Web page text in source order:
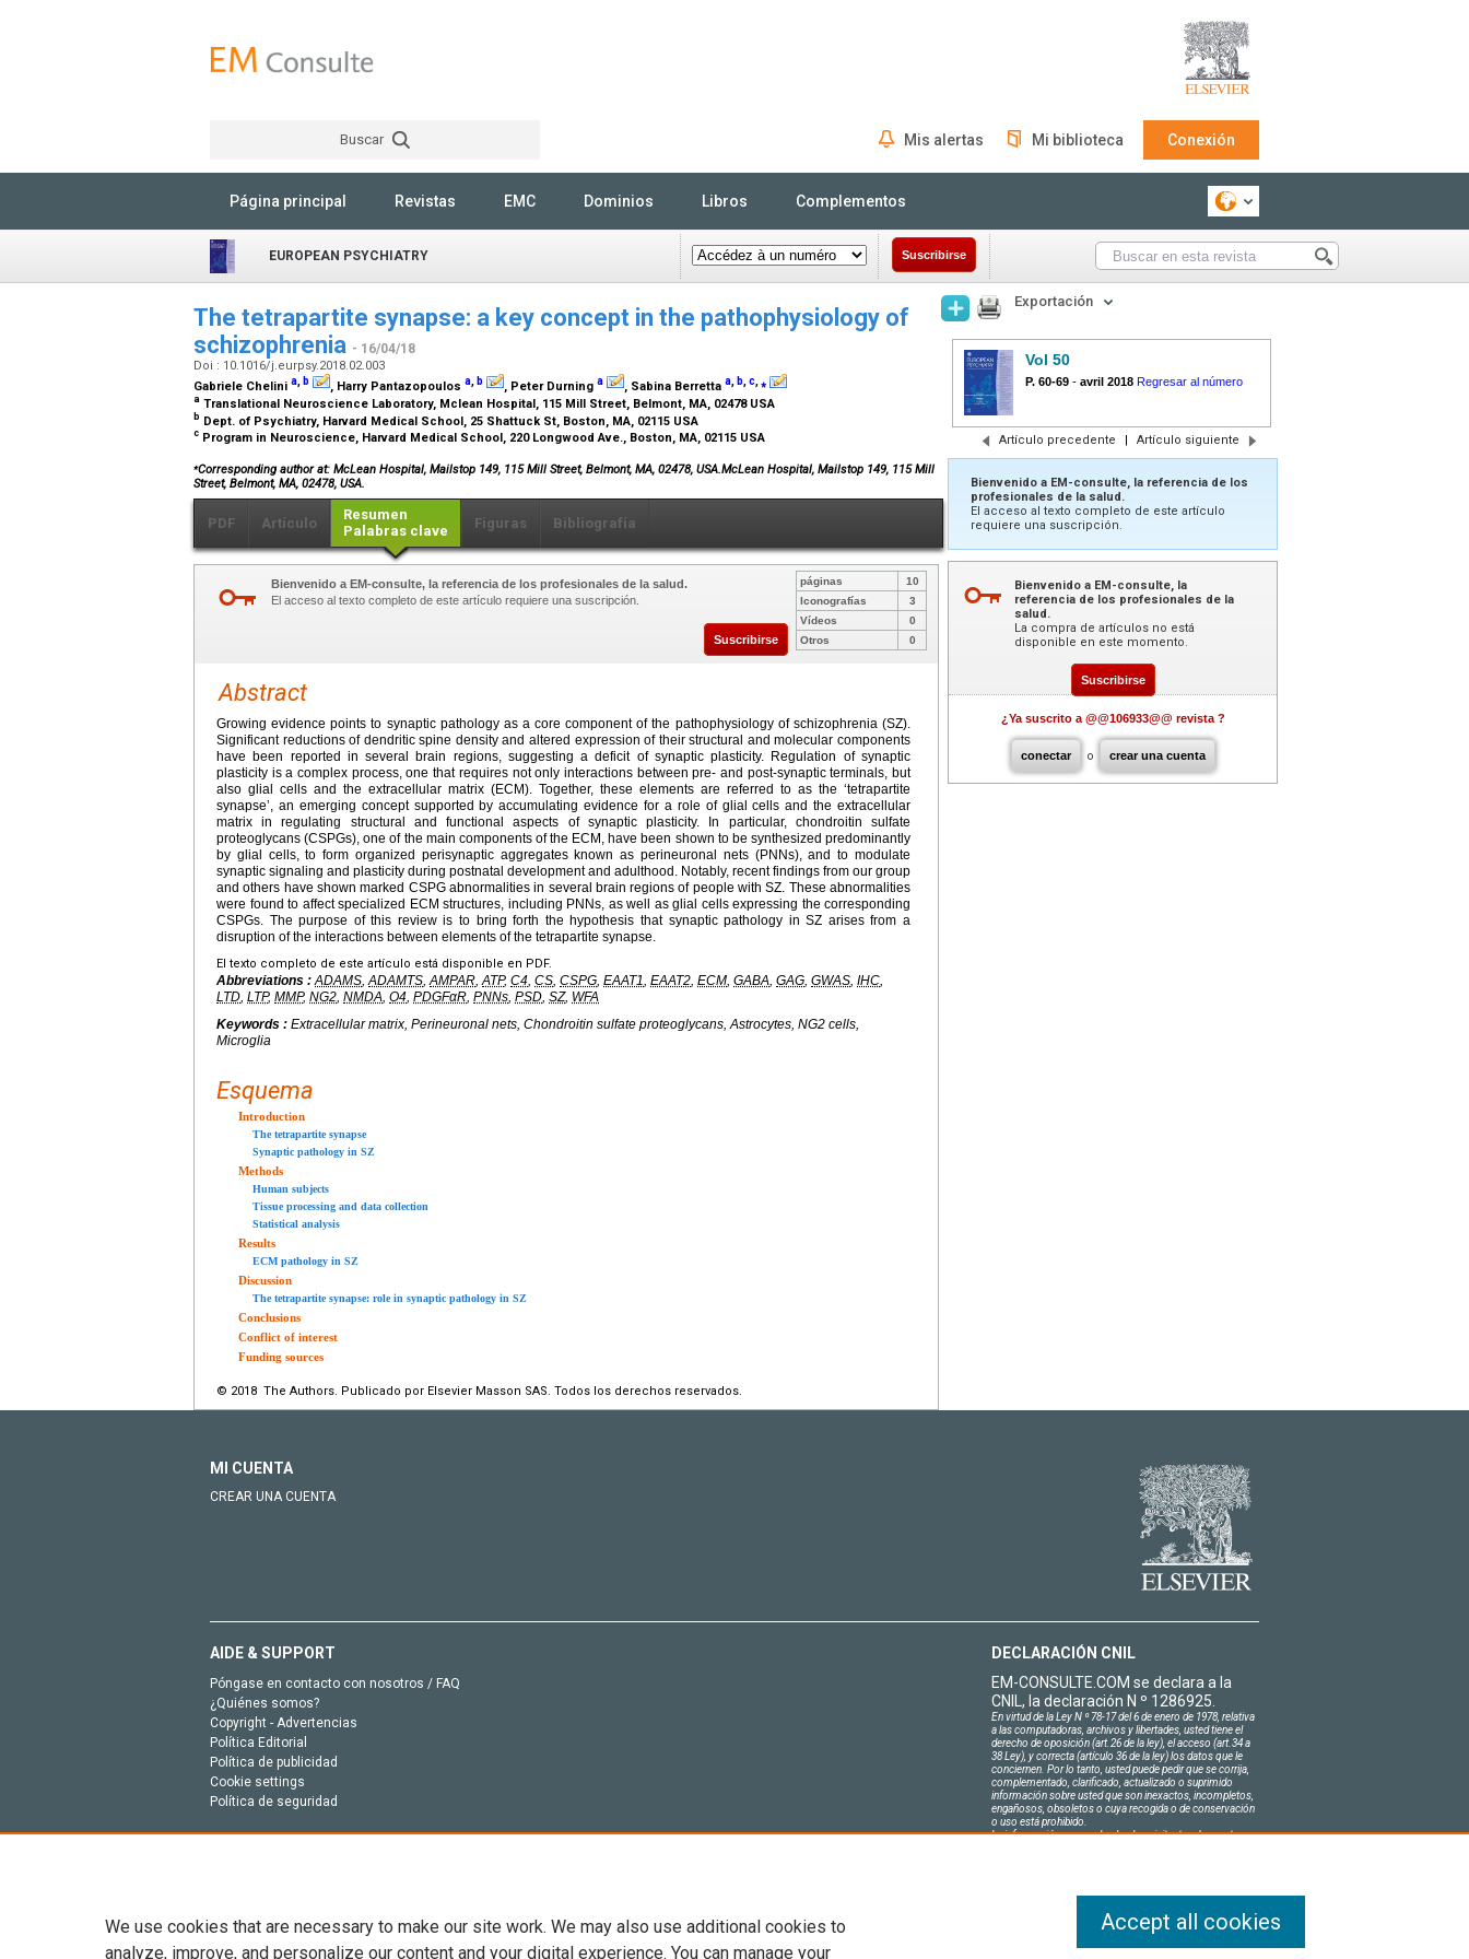
Buscar Mis alertas Mi biblioteca Conexión
Página principal Revistas EMC Dominios Libros Complementos
EUROPEAN PSYCHIATRY Suscribirse
The tetrapartite synapse: a key concept in the pathophysiology of
schizophrenia - 16/04/18
Doi : 10.1016/j.eurpsy.2018.02.003
Gabriele Chelini a, b , Harry Pantazopoulos a, b , Peter Durning a , Sabina Berretta a, b,c,⁎
a Translational Neuroscience Laboratory, Mclean Hospital, 115 Mill Street, Belmont, MA, 02478 USA
b Dept. of Psychiatry, Harvard Medical School, 25 Shattuck St, Boston, MA, 02115 USA
c Program in Neuroscience, Harvard Medical School, 220 Longwood Ave., Boston, MA, 02115 USA
⁎Corresponding author at: McLean Hospital, Mailstop 149, 115 Mill Street, Belmont, MA, 02478, USA.McLean Hospital, Mailstop 149, 115 Mill
Street, Belmont, MA, 02478, USA.
PDF Artículo
Resumen
Palabras clave
Figuras Bibliografía
Bienvenido a EM-consulte, la referencia de los profesionales de la salud.
El acceso al texto completo de este artículo requiere una suscripción.
Suscribirse
páginas
10
Iconografías
3
Vídeos
0
Otros
0
Abstract
Growing evidence points to synaptic pathology as a core component of the pathophysiology of schizophrenia (SZ).
Significant reductions of dendritic spine density and altered expression of their structural and molecular components
have been reported in several brain regions, suggesting a deficit of synaptic plasticity. Regulation of synaptic
plasticity is a complex process, one that requires not only interactions between pre- and post-synaptic terminals, but
also glial cells and the extracellular matrix (ECM). Together, these elements are referred to as the ‘tetrapartite
synapse’, an emerging concept supported by accumulating evidence for a role of glial cells and the extracellular
matrix in regulating structural and functional aspects of synaptic plasticity. In particular, chondroitin sulfate
proteoglycans (CSPGs), one of the main components of the ECM, have been shown to be synthesized predominantly
by glial cells, to form organized perisynaptic aggregates known as perineuronal nets (PNNs), and to modulate
synaptic signaling and plasticity during postnatal development and adulthood. Notably, recent findings from our group
and others have shown marked CSPG abnormalities in several brain regions of people with SZ. These abnormalities
were found to affect specialized ECM structures, including PNNs, as well as glial cells expressing the corresponding
CSPGs. The purpose of this review is to bring forth the hypothesis that synaptic pathology in SZ arises from a
disruption of the interactions between elements of the tetrapartite synapse.
El texto completo de este artículo está disponible en PDF.
Abbreviations : ADAMS ADAMTS AMPAR ATP, C4 CS CSPG EAAT1 EAAT2 ECM GABA GAG GWAS IHC
LTD LTP, MMP, NG2 NMDA O4 PDGFαR PNNs PSD SZ, WFA
Keywords : Extracellular matrix, Perineuronal nets, Chondroitin sulfate proteoglycans, Astrocytes, NG2 cells,
Microglia
Esquema
Introduction
The tetrapartite synapse
Synaptic pathology in SZ
Methods
Human subjects
Tissue processing and data collection
Statistical analysis
Results
ECM pathology in SZ
Discussion
The tetrapartite synapse: role in synaptic pathology in SZ
Conclusions
Conflict of interest
Funding sources
© 2018 The Authors. Publicado por Elsevier Masson SAS. Todos los derechos reservados.
Exportación
Vol 50
P. 60-69 - avril 2018 Regresar al número
Artículo precedente | Artículo siguiente
Bienvenido a EM-consulte, la referencia de los
profesionales de la salud.
El acceso al texto completo de este artículo
requiere una suscripción.
Bienvenido a EM-consulte, la
referencia de los profesionales de la
salud.
La compra de artículos no está
disponible en este momento.
Suscribirse
¿Ya suscrito a @@106933@@ revista ?
conectar o crear una cuenta
MI CUENTA
CREAR UNA CUENTA
AIDE & SUPPORT
Póngase en contacto con nosotros / FAQ
¿Quiénes somos?
Copyright - Advertencias
Política Editorial
Política de publicidad
Cookie settings
Política de seguridad
DECLARACIÓN CNIL
EM-CONSULTE.COM se declara a la
CNIL, la declaración N º 1286925.
En virtud de la Ley N º 78-17 del 6 de enero de 1978, relativa
a las computadoras, archivos y libertades, usted tiene el
derecho de oposición (art.26 de la ley), el acceso (art.34 a
38 Ley), y correcta (artículo 36 de la ley) los datos que le
conciernen. Por lo tanto, usted puede pedir que se corrija,
complementado, clarificado, actualizado o suprimido
información sobre usted que son inexactos, incompletos,
engañosos, obsoletos o cuya recogida o de conservación
o uso está prohibido.
La información personal sobre los visitantes de nuestro
We use cookies that are necessary to make our site work. We may also use additional cookies to
analyze, improve, and personalize our content and your digital experience. You can manage your
Accept all cookies